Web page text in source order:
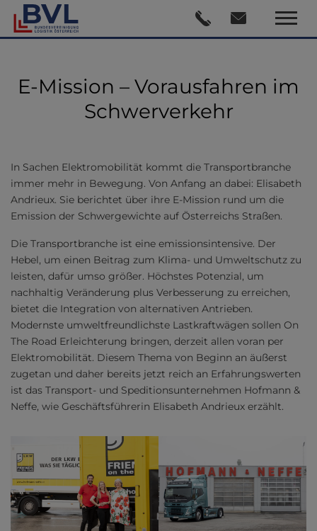
E-Mission – Vorausfahren im
Schwerverkehr
In Sachen Elektromobilität kommt die Transportbranche
immer mehr in Bewegung. Von Anfang an dabei: Elisabeth
Andrieux. Sie berichtet über ihre E-Mission rund um die
Emission der Schwergewichte auf Österreichs Straßen.
Die Transportbranche ist eine emissionsintensive. Der
Hebel, um einen Beitrag zum Klima- und Umweltschutz zu
leisten, dafür umso größer. Höchstes Potenzial, um
nachhaltig Veränderung plus Verbesserung zu erreichen,
bietet die Integration von alternativen Antrieben.
Modernste umweltfreundlichste Lastkraftwägen sollen On
The Road Erleichterung bringen, derzeit allen voran per
Elektromobilität. Diesem Thema von Beginn an äußerst
zugetan und daher bereits jetzt reich an Erfahrungswerten
ist das Transport- und Speditionsunternehmen Hofmann &
Neffe, wie Geschäftsführerin Elisabeth Andrieux erzählt.